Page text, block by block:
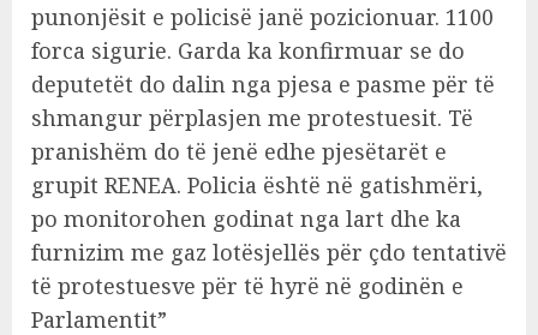
punonjësit e policisë janë pozicionuar. 1100
forca sigurie. Garda ka konfirmuar se do
deputetët do dalin nga pjesa e pasme për të
shmangur përplasjen me protestuesit. Të
pranishëm do të jenë edhe pjesëtarët e
grupit RENEA. Policia është në gatishmëri,
po monitorohen godinat nga lart dhe ka
furnizim me gaz lotësjellës për çdo tentativë
të protestuesve për të hyrë në godinën e
Parlamentit”